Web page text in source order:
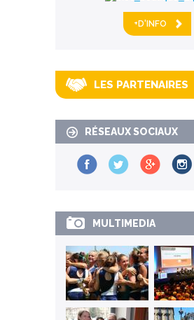
+D'INFO
LES PARTENAIRES
RÉSEAUX SOCIAUX
MULTIMEDIA